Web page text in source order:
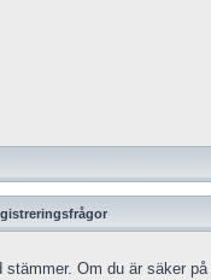
Om du är säker